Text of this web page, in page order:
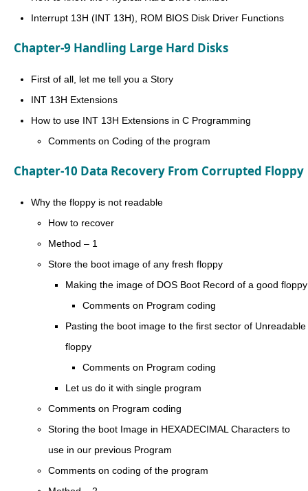
Interrupt 13H (INT 13H), ROM BIOS Disk Driver Functions
Chapter-9 Handling Large Hard Disks
First of all, let me tell you a Story
INT 13H Extensions
How to use INT 13H Extensions in C Programming
Comments on Coding of the program
Chapter-10 Data Recovery From Corrupted Floppy
Why the floppy is not readable
How to recover
Method – 1
Store the boot image of any fresh floppy
Making the image of DOS Boot Record of a good floppy
Comments on Program coding
Pasting the boot image to the first sector of Unreadable
floppy
Comments on Program coding
Let us do it with single program
Comments on Program coding
Storing the boot Image in HEXADECIMAL Characters to
use in our previous Program
Comments on coding of the program